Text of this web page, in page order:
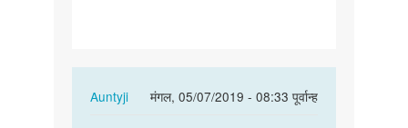
Auntyji
मंगल, 05/07/2019 - 08:33 पूर्वान्ह
In